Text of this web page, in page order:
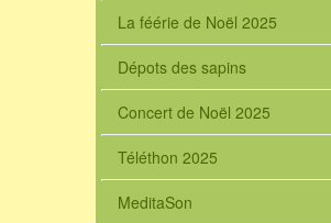
La féérie de Noël 2025
Dépots des sapins
Concert de Noël 2025
Téléthon 2025
MeditaSon